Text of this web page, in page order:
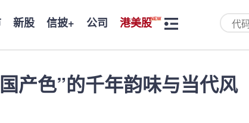
新股 信披+ 公司 港美股
产色”的千年韵味与当代风